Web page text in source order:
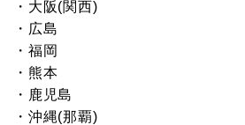
・大阪(関西)
・広島
・福岡
・熊本
・鹿児島
・沖縄(那覇)